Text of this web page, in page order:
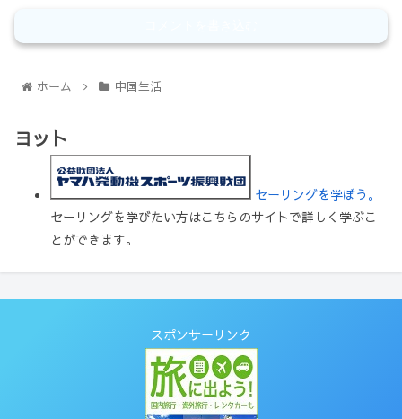
ホーム 中国生活
ヨット
セーリングを学ぼう。
セーリングを学びたい方はこちらのサイトで詳しく学ぶこ
とができます。
スポンサーリンク